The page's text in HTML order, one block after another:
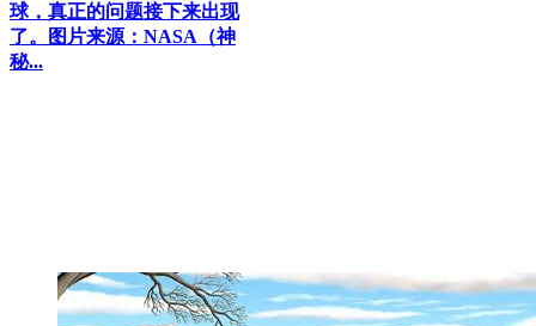
球，真正的问题接下来出现
了。图片来源：NASA（神
秘...